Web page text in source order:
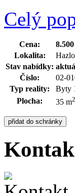
Celý
Cena:
Lokalita:
Stav nabídky:
Číslo:
02-
Typ reality:
Byty
Plocha:
35 m2